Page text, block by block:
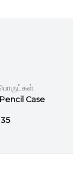
Case